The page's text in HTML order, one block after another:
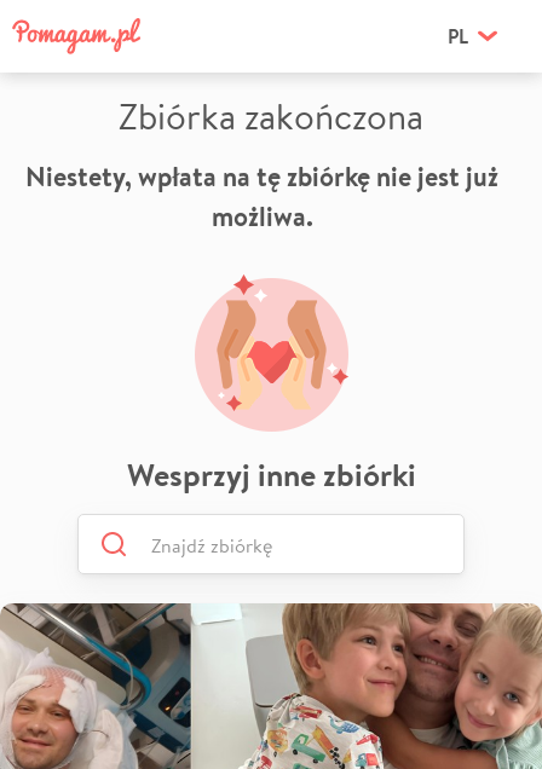
PL
Zbiórka zakończona
Niestety, wpłata na tę zbiórkę nie jest już
możliwa.
Wesprzyj inne zbiórki